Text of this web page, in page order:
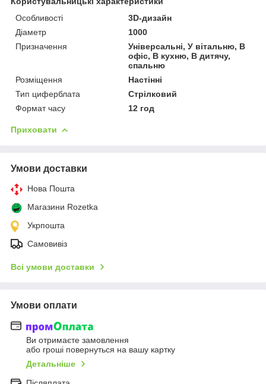
Особливості
3D-дизайн
Діаметр
1000
Призначення
Універсальні, У вітальню, В
офіс, В кухню, В дитячу,
спальню
Розміщення
Настінні
Тип циферблата
Стрілковий
Формат часу
12 год
Приховати
Умови доставки
Нова Пошта
Магазини Rozetka
Укрпошта
Самовивіз
Всі умови доставки
Умови оплати
Ви отримаєте замовлення
або гроші повернуться на вашу картку
Детальніше